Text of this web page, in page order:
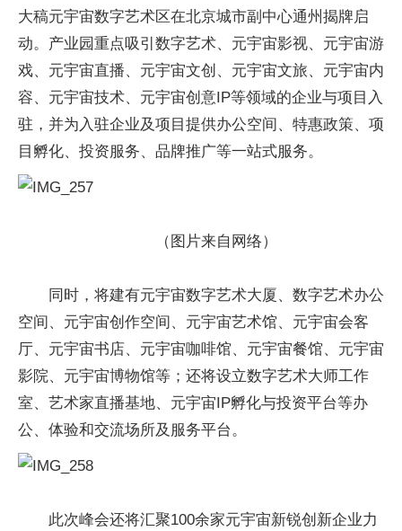
大稿元宇宙数字艺术区在北京城市副中心通州揭牌启
动。产业园重点吸引数字艺术、元宇宙影视、元宇宙游
戏、元宇宙直播、元宇宙文创、元宇宙文旅、元宇宙内
容、元宇宙技术、元宇宙创意IP等领域的企业与项目入
驻，并为入驻企业及项目提供办公空间、特惠政策、项
目孵化、投资服务、品牌推广等一站式服务。
（图片来自网络）
同时，将建有元宇宙数字艺术大厦、数字艺术办公
空间、元宇宙创作空间、元宇宙艺术馆、元宇宙会客
厅、元宇宙书店、元宇宙咖啡馆、元宇宙餐馆、元宇宙
影院、元宇宙博物馆等；还将设立数字艺术大师工作
室、艺术家直播基地、元宇宙IP孵化与投资平台等办
公、体验和交流场所及服务平台。
此次峰会还将汇聚100余家元宇宙新锐创新企业力